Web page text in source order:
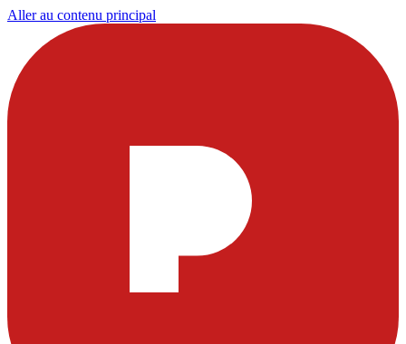
Aller au contenu principal